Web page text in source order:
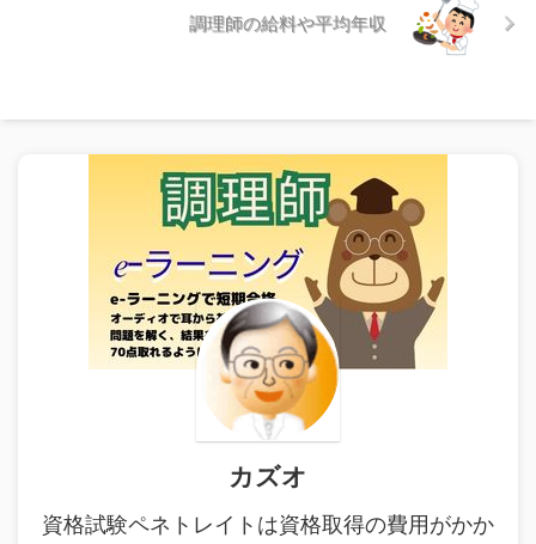
調理師の給料や平均年収
カズオ
資格試験ペネトレイトは資格取得の費用がかか